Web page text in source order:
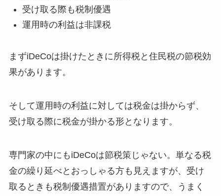
受け取る際も税制優遇
運用時の利益は非課税
まずiDeCoは掛けたときに所得税と住民税の節税効
果があります。
そして運用時の利益に対しては税金は掛からず、
受け取る際に税金が掛かる形となります。
専門家の中にもiDeCoは節税策じゃない。単なる税
金の繰り延べとおっしゃる方も見えますが、受け
取るときも税制優遇措置がありますので、うまく